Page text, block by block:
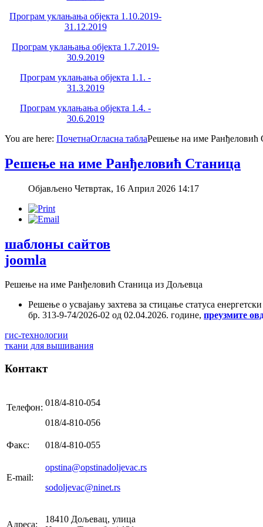
Програм уклањања објекта 1.10.2019-
31.12.2019
Програм уклањања објекта 1.7.2019-
30.9.2019
Програм уклањања објекта 1.1. -
31.3.2019
Програм уклањања објекта 1.4. -
30.6.2019
You are here: ПочетнаОгласна таблаРешење на име Ранђеловић
Решење на име Ранђеловић Станица
Објављено Четвртак, 16 Април 2026 14:17
шаблоны сайтов
joomla
Решење на име Ранђеловић Станица из Дољевца
Решење о усвајању захтева за стицање статуса
бр. 313-9-74/2026-02 од 02.04.2026. године, преузмите
гис-технологии
ткани для вышивания
Контакт
Телефон: 018/4-810-054
018/4-810-056
Факс: 018/4-810-055
E-mail:
opstina@opstinadoljevac.rs
sodoljevac@ninet.rs
Адреса:
18410 Дољевац, улица